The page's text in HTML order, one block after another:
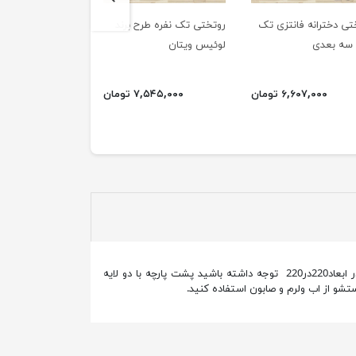
دخترانه فانتزی تک
۶,۶۰۷,۰۰۰ تومان
روتختی تک نفره طرح برند
لوئیس ویتان
۷,۵۴۵,۰۰۰ تومان
روتختی دو نفره طرح گل قرمزی دوخته شده با مرغوبترین پارچه تترون و کاملا ضد حساسیت دارای دو روبالش در ابعاد70در50 و لحاف سبک در ابعاد220در220 توجه داشته باشید پشت پارچه با دو لایه
از اب ولرم و صابون استفاده کنید.